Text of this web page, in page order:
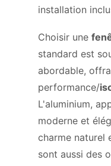
installation
Choisir une
standard est
abordable,
performance/
L'aluminium,
moderne et
charme naturel
sont aussi des